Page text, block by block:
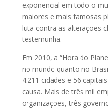
exponencial em todo o
maiores e mais famosas
luta contra as alterações
testemunha.
Em 2010, a “Hora do
no mundo quanto no
4.211 cidades e 56
causa. Mais de três mil
organizações, três